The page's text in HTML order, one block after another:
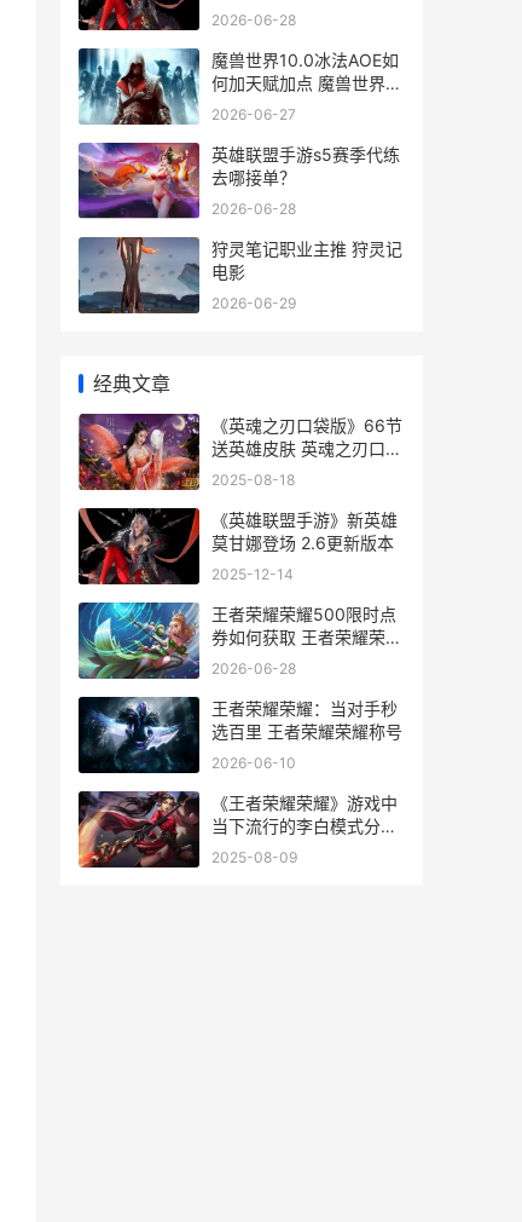
称号是永久的吗
2026-06-28
魔兽世界10.0冰法AOE如
何加天赋加点 魔兽世界冰
dkwa
2026-06-27
英雄联盟手游s5赛季代练
去哪接单？
2026-06-28
狩灵笔记职业主推 狩灵记
电影
2026-06-29
经典文章
《英魂之刃口袋版》66节
送英雄皮肤 英魂之刃口袋
版官网
2025-08-18
《英雄联盟手游》新英雄
莫甘娜登场 2.6更新版本
2025-12-14
王者荣耀荣耀500限时点
券如何获取 王者荣耀荣耀
50星下赛季定啥段位
2026-06-28
王者荣耀荣耀：当对手秒
选百里 王者荣耀荣耀称号
2026-06-10
《王者荣耀荣耀》游戏中
当下流行的李白模式分析
王者荣耀荣耀印记怎么得
2025-08-09